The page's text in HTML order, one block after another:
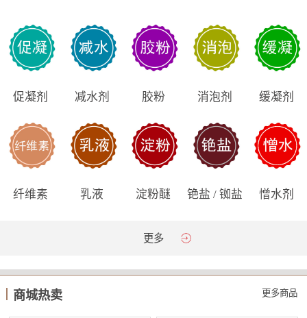
促凝剂 减水剂 胶粉 消泡剂 缓凝剂
纤维素 乳液 淀粉醚 铯盐 / 铷盐 憎水剂
更多
商城热卖 更多商品